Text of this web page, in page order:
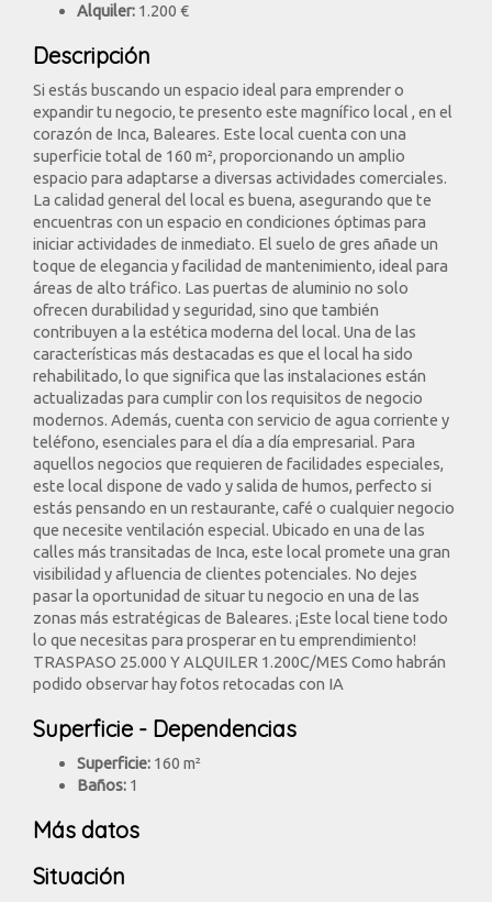
Alquiler: 1.200 €
Descripción
Si estás buscando un espacio ideal para emprender o
expandir tu negocio, te presento este magnífico local , en el
corazón de Inca, Baleares. Este local cuenta con una
superficie total de 160 m², proporcionando un amplio
espacio para adaptarse a diversas actividades comerciales.
La calidad general del local es buena, asegurando que te
encuentras con un espacio en condiciones óptimas para
iniciar actividades de inmediato. El suelo de gres añade un
toque de elegancia y facilidad de mantenimiento, ideal para
áreas de alto tráfico. Las puertas de aluminio no solo
ofrecen durabilidad y seguridad, sino que también
contribuyen a la estética moderna del local. Una de las
características más destacadas es que el local ha sido
rehabilitado, lo que significa que las instalaciones están
actualizadas para cumplir con los requisitos de negocio
modernos. Además, cuenta con servicio de agua corriente y
teléfono, esenciales para el día a día empresarial. Para
aquellos negocios que requieren de facilidades especiales,
este local dispone de vado y salida de humos, perfecto si
estás pensando en un restaurante, café o cualquier negocio
que necesite ventilación especial. Ubicado en una de las
calles más transitadas de Inca, este local promete una gran
visibilidad y afluencia de clientes potenciales. No dejes
pasar la oportunidad de situar tu negocio en una de las
zonas más estratégicas de Baleares. ¡Este local tiene todo
lo que necesitas para prosperar en tu emprendimiento!
TRASPASO 25.000 Y ALQUILER 1.200C/MES Como habrán
podido observar hay fotos retocadas con IA
Superficie - Dependencias
Superficie: 160 m²
Baños: 1
Más datos
Situación